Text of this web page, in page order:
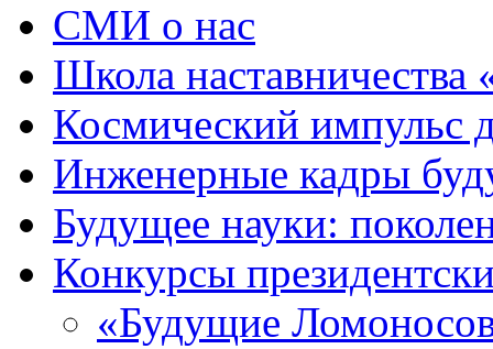
СМИ о нас
Школа
Космический импульс
Инженерные кадры
Будущее науки:
Конкурсы
«Будущие